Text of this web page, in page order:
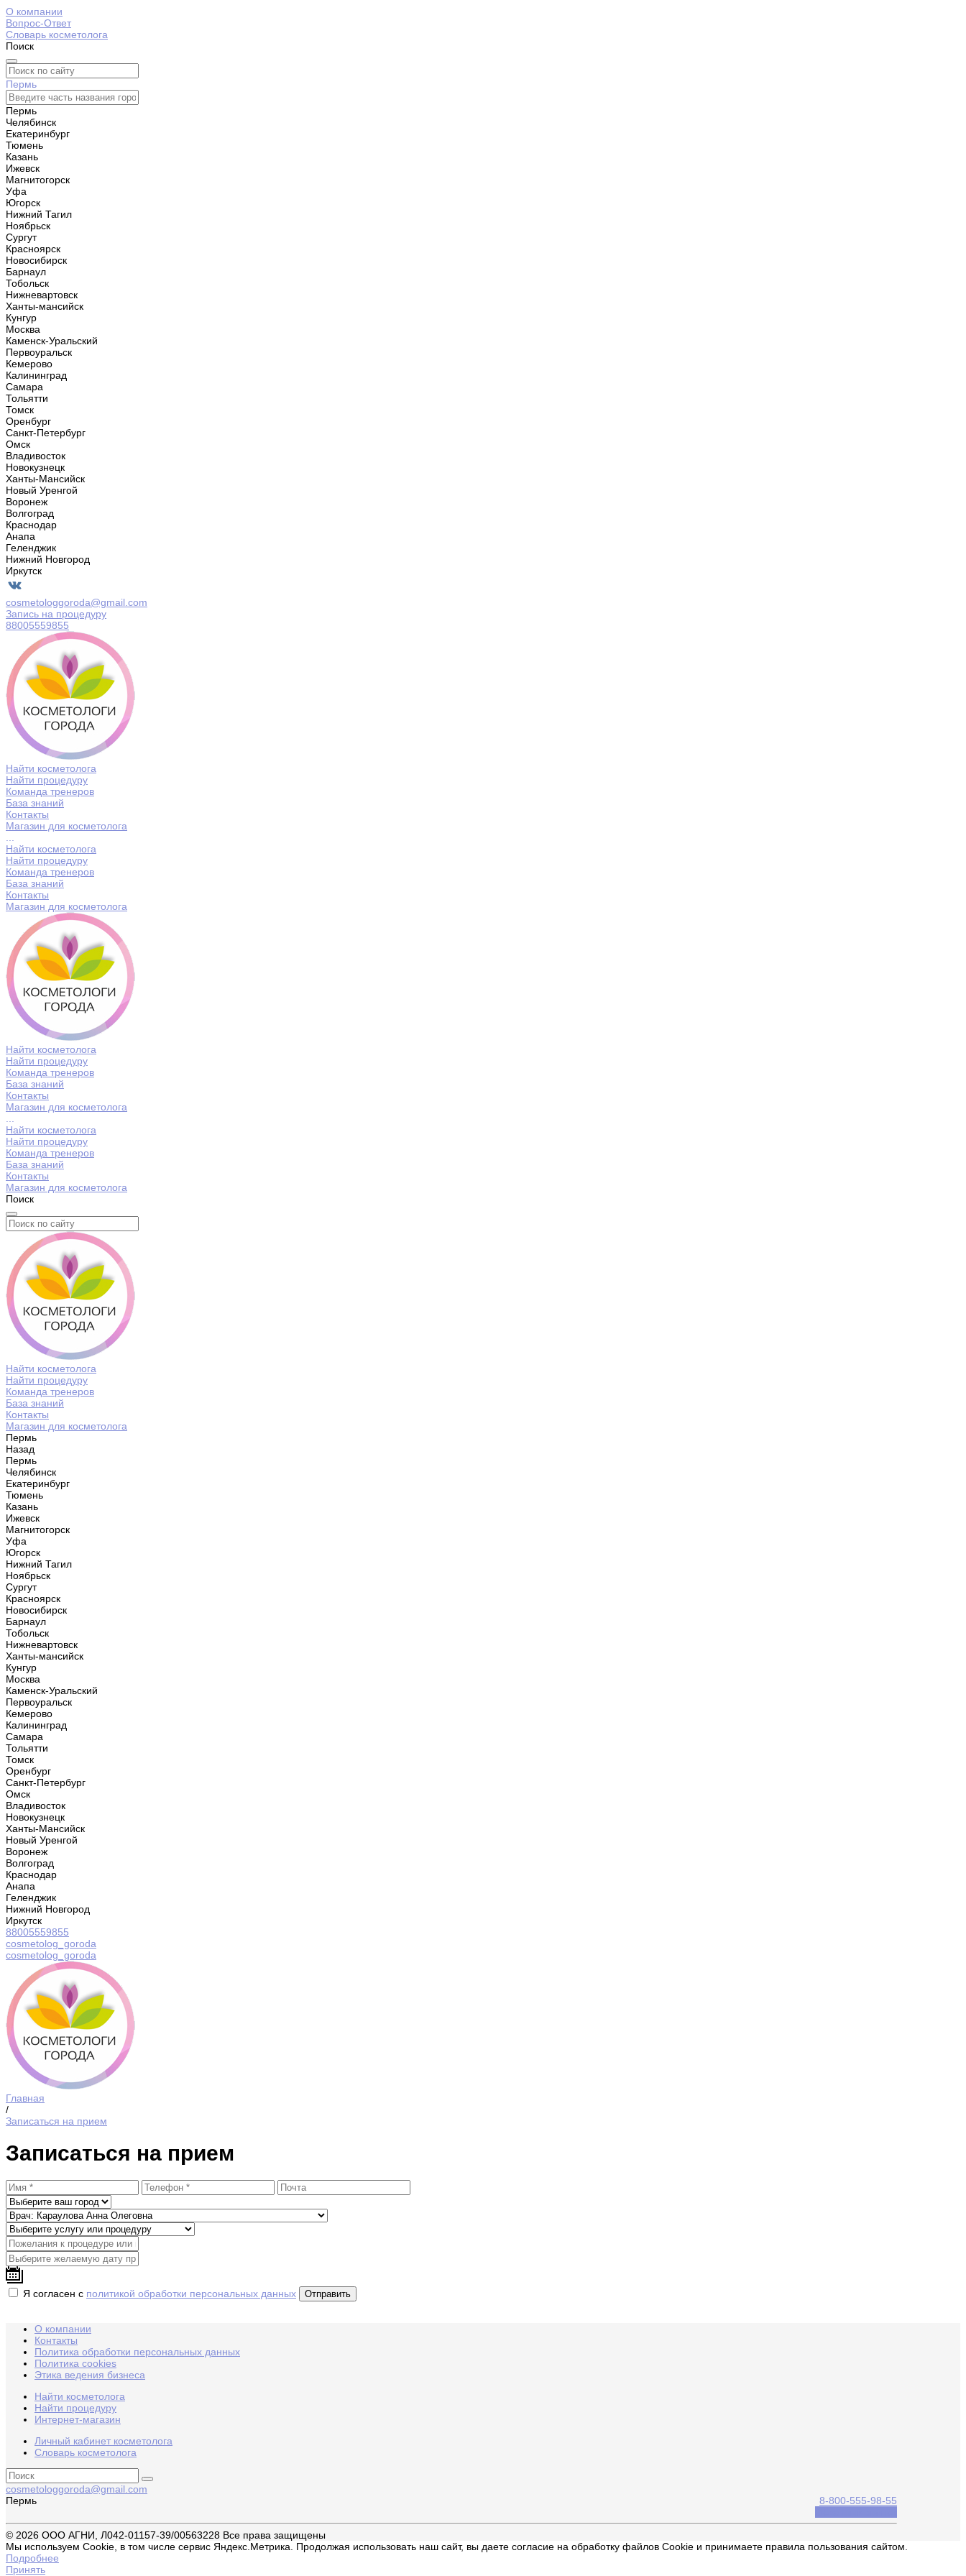
О компании
Вопрос-Ответ
Словарь косметолога
Поиск
Пермь
Пермь
Челябинск
Екатеринбург
Тюмень
Казань
Ижевск
Магнитогорск
Уфа
Югорск
Нижний Тагил
Ноябрьск
Сургут
Красноярск
Новосибирск
Барнаул
Тобольск
Нижневартовск
Ханты-мансийск
Кунгур
Москва
Каменск-Уральский
Первоуральск
Кемерово
Калининград
Самара
Тольятти
Томск
Оренбург
Санкт-Петербург
Омск
Владивосток
Новокузнецк
Ханты-Мансийск
Новый Уренгой
Воронеж
Волгоград
Краснодар
Анапа
Геленджик
Нижний Новгород
Иркутск
cosmetologgoroda@gmail.com
Запись на процедуру
88005559855
Найти косметолога
Найти процедуру
Команда тренеров
База знаний
Контакты
Магазин для косметолога
Найти косметолога
Найти процедуру
Команда тренеров
База знаний
Контакты
Магазин для косметолога
Найти косметолога
Найти процедуру
Команда тренеров
База знаний
Контакты
Магазин для косметолога
Найти косметолога
Найти процедуру
Команда тренеров
База знаний
Контакты
Магазин для косметолога
Поиск
Найти косметолога
Найти процедуру
Команда тренеров
База знаний
Контакты
Магазин для косметолога
Пермь
Назад
Пермь
Челябинск
Екатеринбург
Тюмень
Казань
Ижевск
Магнитогорск
Уфа
Югорск
Нижний Тагил
Ноябрьск
Сургут
Красноярск
Новосибирск
Барнаул
Тобольск
Нижневартовск
Ханты-мансийск
Кунгур
Москва
Каменск-Уральский
Первоуральск
Кемерово
Калининград
Самара
Тольятти
Томск
Оренбург
Санкт-Петербург
Омск
Владивосток
Новокузнецк
Ханты-Мансийск
Новый Уренгой
Воронеж
Волгоград
Краснодар
Анапа
Геленджик
Нижний Новгород
Иркутск
88005559855
cosmetolog_goroda
cosmetolog_goroda
Главная
/
Записаться на прием
Записаться на прием
Я согласен с политикой обработки персональных данных
О компании
Контакты
Политика обработки персональных данных
Политика cookies
Этика ведения бизнеса
Найти косметолога
Найти процедуру
Интернет-магазин
Личный кабинет косметолога
Словарь косметолога
cosmetologgoroda@gmail.com
Пермь
8-800-555-98-55
© 2026 ООО АГНИ, Л042-01157-39/00563228 Все права защищены
Мы используем Cookie, в том числе сервис Яндекс.Метрика. Продолжая использовать наш сайт, вы даете согласие на обработку файлов Cookie и принимаете правила пользования сайтом.
Подробнее
Принять